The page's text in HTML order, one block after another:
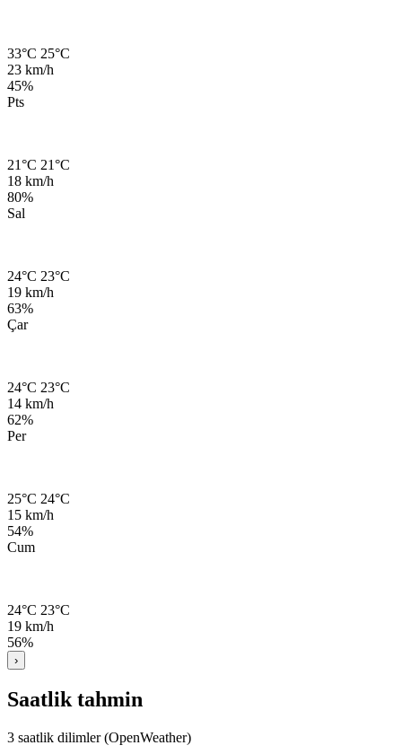
33°C 25°C
23 km/h
45%
Pts
21°C 21°C
18 km/h
80%
Sal
24°C 23°C
19 km/h
63%
Çar
24°C 23°C
14 km/h
62%
Per
25°C 24°C
15 km/h
54%
Cum
24°C 23°C
19 km/h
56%
›
Saatlik tahmin
3 saatlik dilimler (OpenWeather)